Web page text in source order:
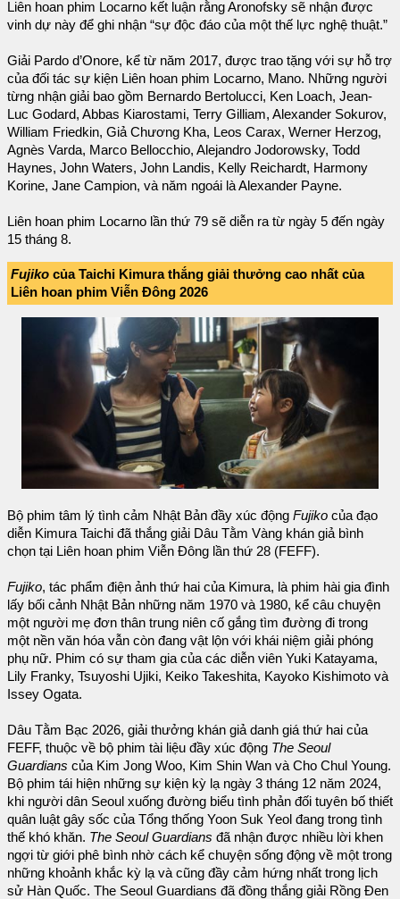
Liên hoan phim Locarno kết luận rằng Aronofsky sẽ nhận được
vinh dự này để ghi nhận “sự độc đáo của một thế lực nghệ thuật.”
Giải Pardo d’Onore, kể từ năm 2017, được trao tặng với sự hỗ trợ
của đối tác sự kiện Liên hoan phim Locarno, Mano. Những người
từng nhận giải bao gồm Bernardo Bertolucci, Ken Loach, Jean-
Luc Godard, Abbas Kiarostami, Terry Gilliam, Alexander Sokurov,
William Friedkin, Giả Chương Kha, Leos Carax, Werner Herzog,
Agnès Varda, Marco Bellocchio, Alejandro Jodorowsky, Todd
Haynes, John Waters, John Landis, Kelly Reichardt, Harmony
Korine, Jane Campion, và năm ngoái là Alexander Payne.
Liên hoan phim Locarno lần thứ 79 sẽ diễn ra từ ngày 5 đến ngày
15 tháng 8.
Fujiko của Taichi Kimura thắng giải thưởng cao nhất của
Liên hoan phim Viễn Đông 2026
Bộ phim tâm lý tình cảm Nhật Bản đầy xúc động Fujiko của đạo
diễn Kimura Taichi đã thắng giải Dâu Tằm Vàng khán giả bình
chọn tại Liên hoan phim Viễn Đông lần thứ 28 (FEFF).
Fujiko, tác phẩm điện ảnh thứ hai của Kimura, là phim hài gia đình
lấy bối cảnh Nhật Bản những năm 1970 và 1980, kể câu chuyện
một người mẹ đơn thân trung niên cố gắng tìm đường đi trong
một nền văn hóa vẫn còn đang vật lộn với khái niệm giải phóng
phụ nữ. Phim có sự tham gia của các diễn viên Yuki Katayama,
Lily Franky, Tsuyoshi Ujiki, Keiko Takeshita, Kayoko Kishimoto và
Issey Ogata.
Dâu Tằm Bạc 2026, giải thưởng khán giả danh giá thứ hai của
FEFF, thuộc về bộ phim tài liệu đầy xúc động The Seoul
Guardians của Kim Jong Woo, Kim Shin Wan và Cho Chul Young.
Bộ phim tái hiện những sự kiện kỳ lạ ngày 3 tháng 12 năm 2024,
khi người dân Seoul xuống đường biểu tình phản đối tuyên bố thiết
quân luật gây sốc của Tổng thống Yoon Suk Yeol đang trong tình
thế khó khăn. The Seoul Guardians đã nhận được nhiều lời khen
ngợi từ giới phê bình nhờ cách kể chuyện sống động về một trong
những khoảnh khắc kỳ lạ và cũng đầy cảm hứng nhất trong lịch
sử Hàn Quốc. The Seoul Guardians đã đồng thắng giải Rồng Đen